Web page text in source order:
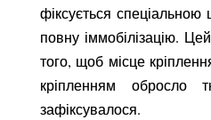
фіксується
повну іммобілізацію.
того, щоб місце
кріпленням обросло
зафіксувалося.